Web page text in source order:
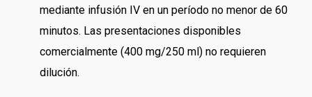
mediante infusión IV en un período no menor de 60
minutos. Las presentaciones disponibles
comercialmente (400 mg/250 ml) no requieren
dilución.